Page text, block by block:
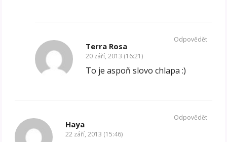
Terra Rosa
20 září, 2013 (16:21)
To je aspoň slovo chlapa :)
Odpovědět
Haya
22 září, 2013 (15:46)
Odpovědět